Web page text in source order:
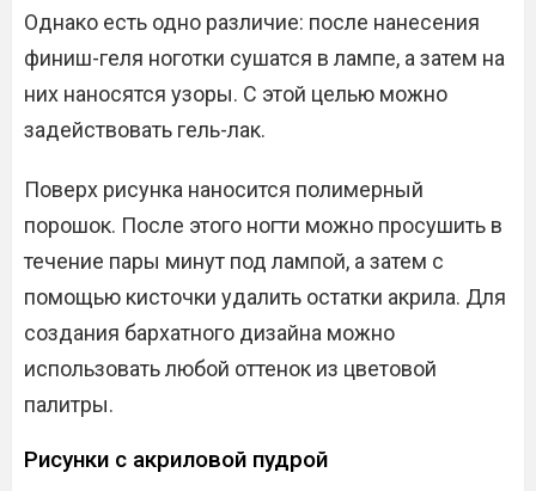
Однако есть одно различие: после нанесения
финиш-геля ноготки сушатся в лампе, а затем на
них наносятся узоры. С этой целью можно
задействовать гель-лак.
Поверх рисунка наносится полимерный
порошок. После этого ногти можно просушить в
течение пары минут под лампой, а затем с
помощью кисточки удалить остатки акрила. Для
создания бархатного дизайна можно
использовать любой оттенок из цветовой
палитры.
Рисунки с акриловой пудрой